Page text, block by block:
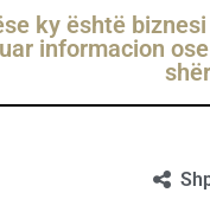
ky është
informacion